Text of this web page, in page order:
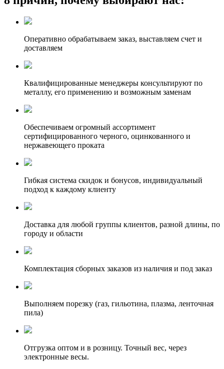
Оперативно обрабатываем заказ, выставляем счет и
доставляем
Квалифицированные менеджеры консультируют по
металлу, его применению и возможным заменам
Обеспечиваем огромный ассортимент
сертифицированного черного, оцинкованного и
нержавеющего проката
Гибкая система скидок и бонусов, индивидуальный
подход к каждому клиенту
Доставка для любой группы клиентов, разной длины, по
городу и области
Комплектация сборных заказов из наличия и под заказ
Выполняем порезку (газ, гильотина, плазма, ленточная
пила)
Отгрузка оптом и в розницу. Точный вес, через
электронные весы.